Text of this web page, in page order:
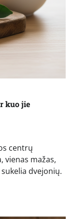
kuo jie
centrų
vienas mažas,
dvejonių.